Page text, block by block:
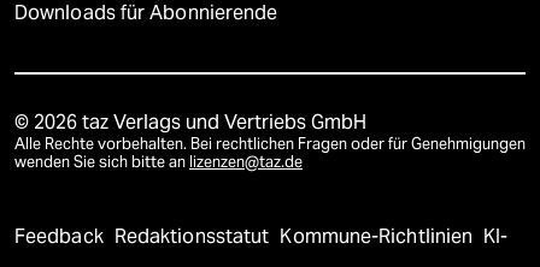
Downloads für Abonnierende
© 2026 taz Verlags und Vertriebs GmbH
Alle Rechte vorbehalten. Bei rechtlichen Fragen oder für Genehmigungen
wenden Sie sich bitte an lizenzen@taz.de
Feedback Redaktionsstatut Kommune-Richtlinien KI-